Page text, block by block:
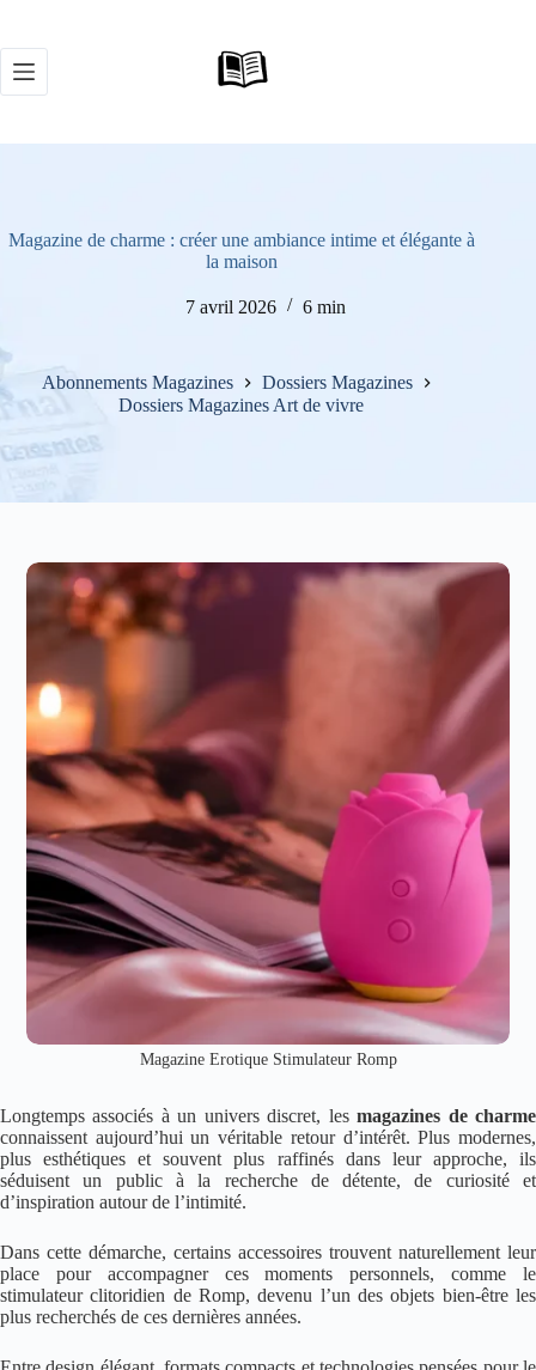
contenu
Magazine de charme : créer une ambiance intime et élégante à
la maison
7 avril 2026 6 min
Abonnements Magazines
Dossiers Magazines
Dossiers Magazines Art de vivre
Magazine Erotique Stimulateur Romp
Longtemps associés à un univers discret, lesmagazines de charme
connaissent aujourd’hui un véritable retour d’intérêt. Plus modernes,
plus esthétiques et souvent plus raffinés dans leur approche, ils
séduisent un public à la recherche de détente, de curiosité et
d’inspiration autour de l’intimité.
Dans cette démarche, certains accessoires trouvent naturellement leur
place pour accompagner ces moments personnels, comme le
stimulateur clitoridien de Romp, devenu l’un des objets bien-être les
plus recherchés de ces dernières années.